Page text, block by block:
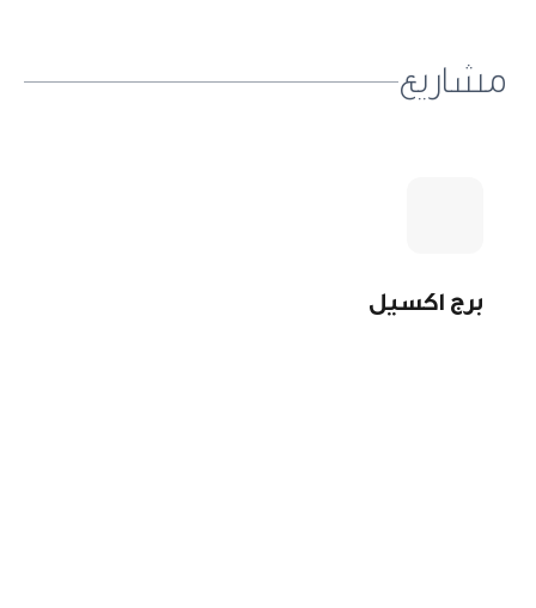
مشاريع
برج اكسيل